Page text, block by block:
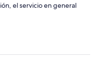
el servicio en general